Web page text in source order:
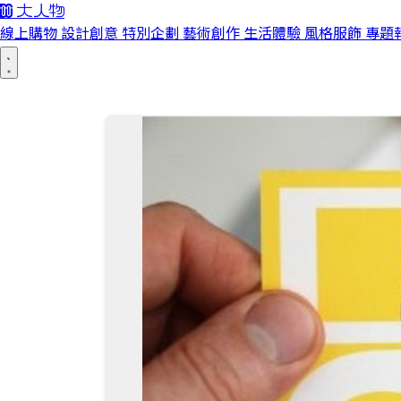
線上購物 設計創意 特別企劃 藝術創作 生活體驗 風格服飾 專題